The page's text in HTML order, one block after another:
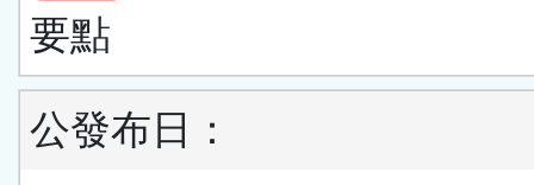
要點
公發布日：